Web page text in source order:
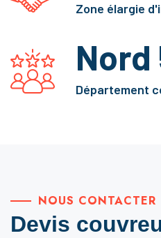
Zone élargie
Nord
Département
NOUS CONTACTER
Devis